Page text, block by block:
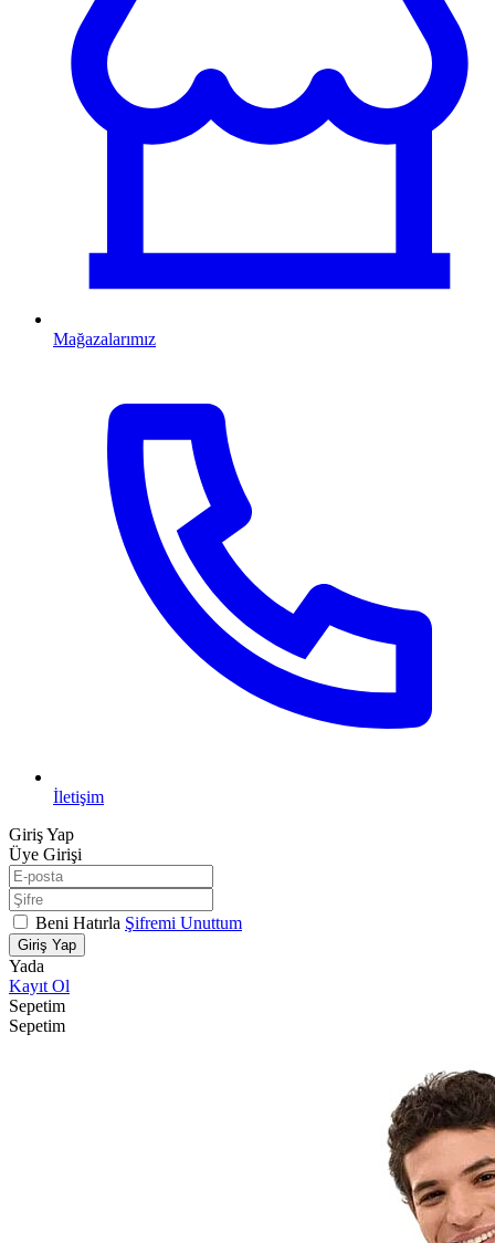
Mağazalarımız
İletişim
Giriş Yap
Üye Girişi
Beni Hatırla Şifremi Unuttum
Giriş Yap
Yada
Kayıt Ol
Sepetim
Sepetim